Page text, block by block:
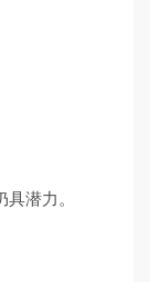
潜力。